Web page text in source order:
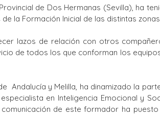
Ciclos Formativos
de Dos Hermanas (Sevilla), ha
la Formación Inicial de las distintas
lazos de relación con otros
de todos los que conforman los
Andalucía y Melilla, ha dinamizado la
en Inteligencia Emocional y
de este formador ha